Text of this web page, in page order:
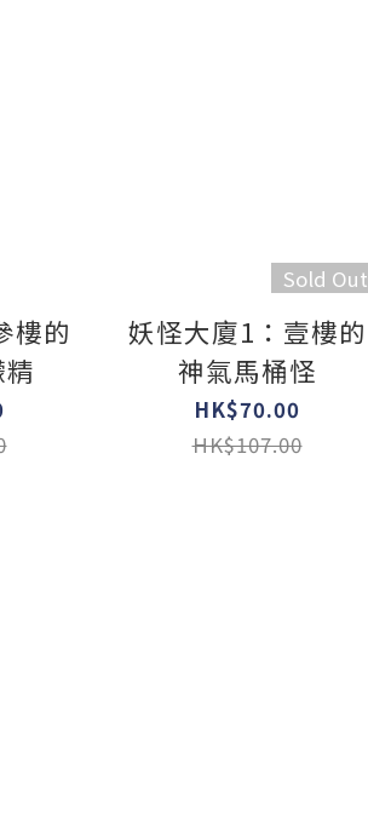
樓的
Sold Out
妖怪大廈1：壹樓的
神氣馬桶怪
HK$70.00
HK$107.00